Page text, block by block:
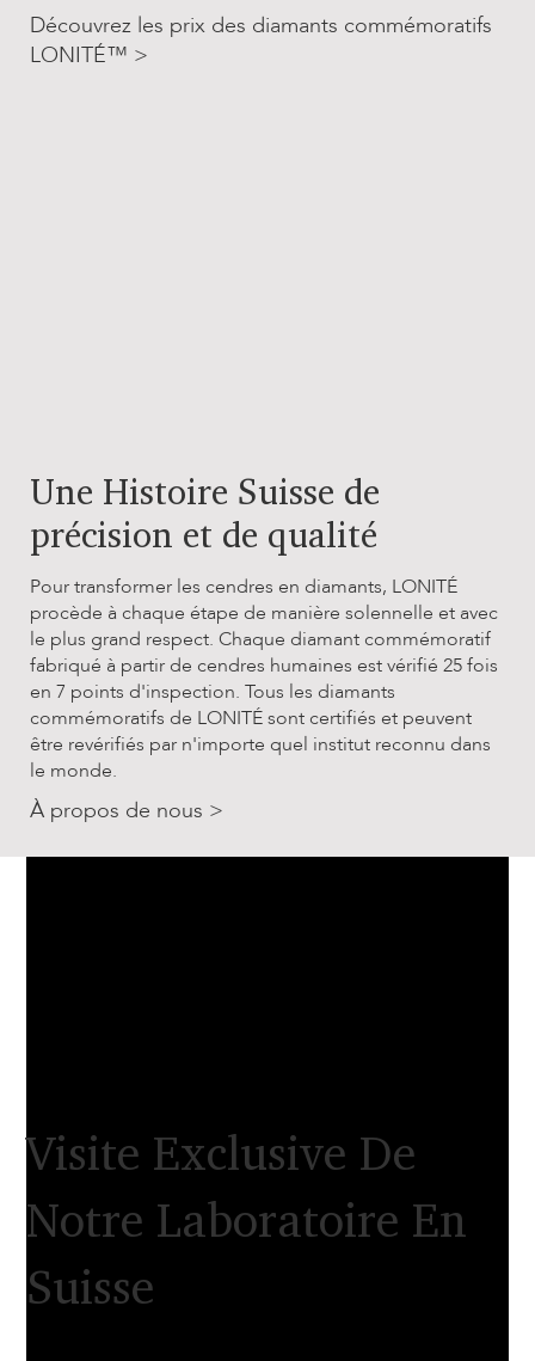
Découvrez les prix des diamants commémoratifs
LONITÉ™ >
Une Histoire Suisse de
précision et de qualité
Pour transformer les cendres en diamants, LONITÉ
procède à chaque étape de manière solennelle et avec
le plus grand respect. Chaque diamant commémoratif
fabriqué à partir de cendres humaines est vérifié 25 fois
en 7 points d'inspection. Tous les diamants
commémoratifs de LONITÉ sont certifiés et peuvent
être revérifiés par n'importe quel institut reconnu dans
le monde.
À propos de nous >
Visite Exclusive De
Notre Laboratoire En
Suisse